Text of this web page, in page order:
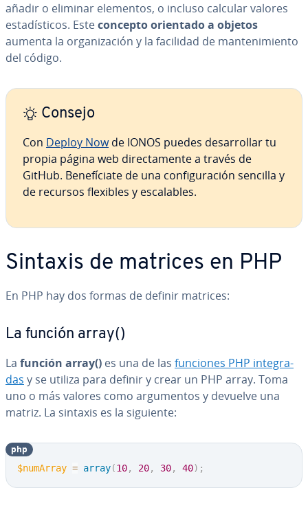
añadir o eliminar elementos, o incluso calcular valores
es­ta­dí­s­ti­cos. Esteconcepto orientado a objetos
aumenta la or­ga­ni­za­ción y la facilidad de ma­n­te­ni­mie­n­to
del código.
Consejo
Con Deploy Nowde IONOS puedes de­sa­rro­llar tu
propia página web di­re­c­ta­me­n­te a través de
GitHub. Be­ne­fí­cia­te de una co­n­fi­gu­ra­ción sencilla y
de recursos flexibles y es­ca­la­bles.
Sintaxis de matrices en PHP
En PHP hay dos formas de definir matrices:
La función array()
La función array() es una de las funciones PHP in­te­gra­
das y se utiliza para definir y crear un PHP array. Toma
uno o más valores como ar­gu­me­n­tos y devuelve una
matriz. La sintaxis es la siguiente:
$numArray = array(10, 20, 30, 40) ;
php